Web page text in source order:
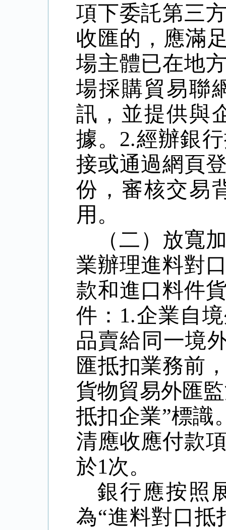
項下委託第三
收匯的，應滿
場主體已在地
場採購貿易聯
訊，並提供與
據。 2.經辦銀
接或通過網頁
份，審核交易
用。
（二）放寬
業辦理進料對
款和進口料件
件： 1.企業自
品賣給同一境
匯抵扣業務前
貨物貿易外匯
抵扣企業”標識
清應收應付款
於1次。
銀行應按照
為“進料對口抵